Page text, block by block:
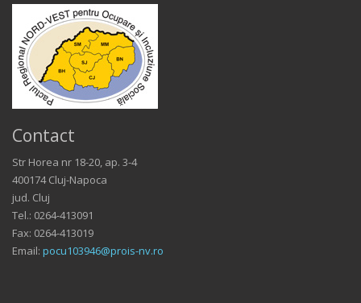
Contact
Str Horea nr 18-20, ap. 3-4
400174 Cluj-Napoca
jud. Cluj
Tel.: 0264-413091
Fax: 0264-413019
Email: pocu103946@prois-nv.ro